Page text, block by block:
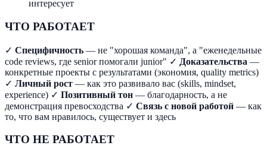
интересует
ЧТО РАБОТАЕТ
✓ Специфичность — не "хорошая команда", а "еженедельные
code reviews, где senior помогали junior" ✓ Доказательства —
конкретные проекты с результатами (экономия, quality metrics)
✓ Личный рост — как это развивало вас (skills, mindset,
experience) ✓ Позитивный тон — благодарность, а не
демонстрация превосходства ✓ Связь с новой работой — как
то, что вам нравилось, существует и здесь
ЧТО НЕ РАБОТАЕТ